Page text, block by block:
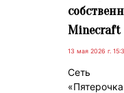
Minecraft
13 мая 2026 г.
Сеть